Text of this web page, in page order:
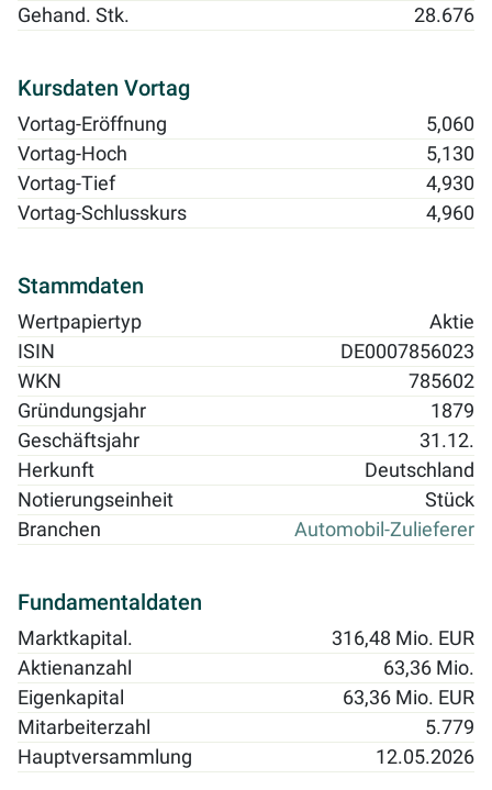
Gehand. Stk.
28.676
Kursdaten Vortag
Vortag-Eröffnung
5,060
Vortag-Hoch
5,130
Vortag-Tief
4,930
Vortag-Schlusskurs
4,960
Stammdaten
Wertpapiertyp
Aktie
ISIN
DE0007856023
WKN
785602
Gründungsjahr
1879
Geschäftsjahr
31.12.
Herkunft
Deutschland
Notierungseinheit
Stück
Branchen
Automobil-Zulieferer
Fundamentaldaten
Marktkapital.
316,48 Mio. EUR
Aktienanzahl
63,36 Mio.
Eigenkapital
63,36 Mio. EUR
Mitarbeiterzahl
5.779
Hauptversammlung
12.05.2026